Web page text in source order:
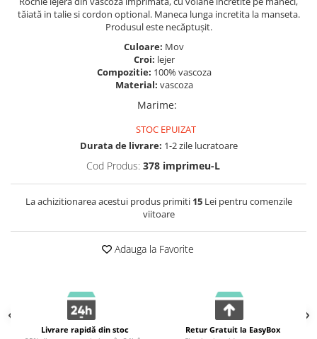
tăiată in talie si cordon optional. Maneca lunga incretita la manseta.
Produsul este necăptușit.
Culoare: Mov
Croi: lejer
Compozitie: 100% vascoza
Material: vascoza
Marime:
STOC EPUIZAT
Durata de livrare: 1-2 zile lucratoare
Cod Produs: 378 imprimeu-L
La achizitionarea acestui produs primiti 15Lei pentru comenzile
viitoare
Adauga la Favorite
Livrare rapidă din stoc Retur Gratuit la EasyBox